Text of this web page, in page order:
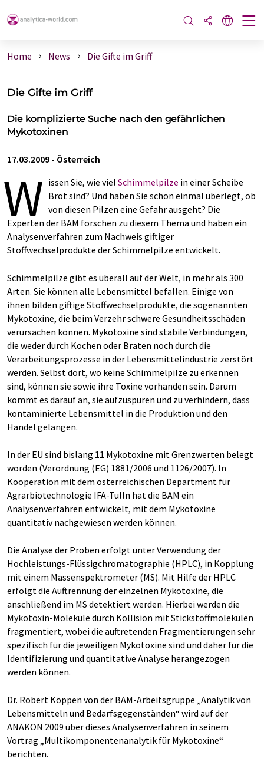
Home News Die Gifte im Griff
Die Gifte im Griff
Die komplizierte Suche nach den gefährlichen
Mykotoxinen
17.03.2009 - Österreich
W issen Sie, wie viel Schimmelpilze in einer Scheibe
Brot sind? Und haben Sie schon einmal überlegt, ob
von diesen Pilzen eine Gefahr ausgeht? Die
Experten der BAM forschen zu diesem Thema und haben ein
Analysenverfahren zum Nachweis giftiger
Stoffwechselprodukte der Schimmelpilze entwickelt.
Schimmelpilze gibt es überall auf der Welt, in mehr als 300
Arten. Sie können alle Lebensmittel befallen. Einige von
ihnen bilden giftige Stoffwechselprodukte, die sogenannten
Mykotoxine, die beim Verzehr schwere Gesundheitsschäden
verursachen können. Mykotoxine sind stabile Verbindungen,
die weder durch Kochen oder Braten noch durch die
Verarbeitungsprozesse in der Lebensmittelindustrie zerstört
werden. Selbst dort, wo keine Schimmelpilze zu erkennen
sind, können sie sowie ihre Toxine vorhanden sein. Darum
kommt es darauf an, sie aufzuspüren und zu verhindern, dass
kontaminierte Lebensmittel in die Produktion und den
Handel gelangen.
In der EU sind bislang 11 Mykotoxine mit Grenzwerten belegt
worden (Verordnung (EG) 1881/2006 und 1126/2007). In
Kooperation mit dem österreichischen Department für
Agrarbiotechnologie IFA-Tulln hat die BAM ein
Analysenverfahren entwickelt, mit dem Mykotoxine
quantitativ nachgewiesen werden können.
Die Analyse der Proben erfolgt unter Verwendung der
Hochleistungs-Flüssigchromatographie (HPLC), in Kopplung
mit einem Massenspektrometer (MS). Mit Hilfe der HPLC
erfolgt die Auftrennung der einzelnen Mykotoxine, die
anschließend im MS detektiert werden. Hierbei werden die
Mykotoxin-Moleküle durch Kollision mit Stickstoffmolekülen
fragmentiert, wobei die auftretenden Fragmentierungen sehr
spezifisch für die jeweiligen Mykotoxine sind und daher für die
Identifizierung und quantitative Analyse herangezogen
werden können.
Dr. Robert Köppen von der BAM-Arbeitsgruppe „Analytik von
Lebensmitteln und Bedarfsgegenständen“ wird auf der
ANAKON 2009 über dieses Analysenverfahren in seinem
Vortrag „Multikomponentenanalytik für Mykotoxine“
berichten.